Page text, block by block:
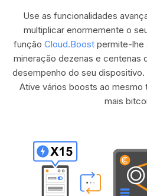
Use as funcionalidades
multiplicar enormemente o
função Cloud.Boostpermite-lhe
mineração dezenas e centenas
desempenho do seu dispositivo.
Ative vários boosts ao mesmo
mais